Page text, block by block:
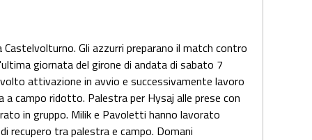
Gli azzurri preparano il match contro
giornata del girone di andata di sabato 7
attivazione in avvio e successivamente lavoro
a campo ridotto. Palestra per Hysaj alle prese con
in gruppo. Milik e Pavoletti hanno lavorato
recupero tra palestra e campo. Domani